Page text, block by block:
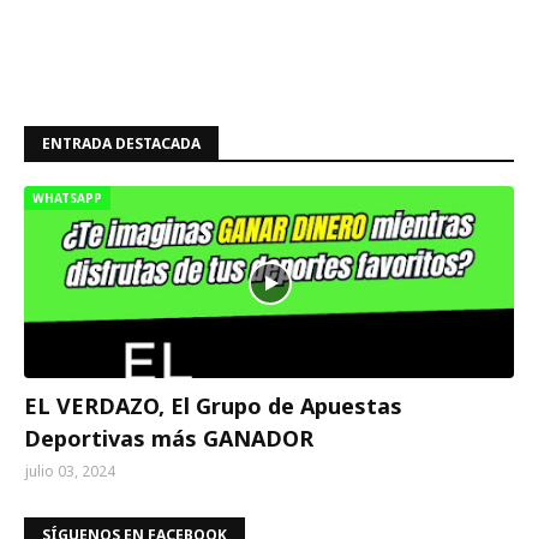
ENTRADA DESTACADA
WHATSAPP
EL VERDAZO, El Grupo de Apuestas
Deportivas más GANADOR
julio 03, 2024